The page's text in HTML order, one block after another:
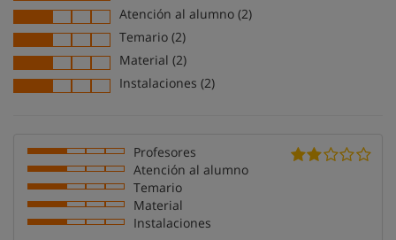
Atención al alumno (2)
Temario (2)
Material (2)
Instalaciones (2)
Profesores
Atención al alumno
Temario
Material
Instalaciones